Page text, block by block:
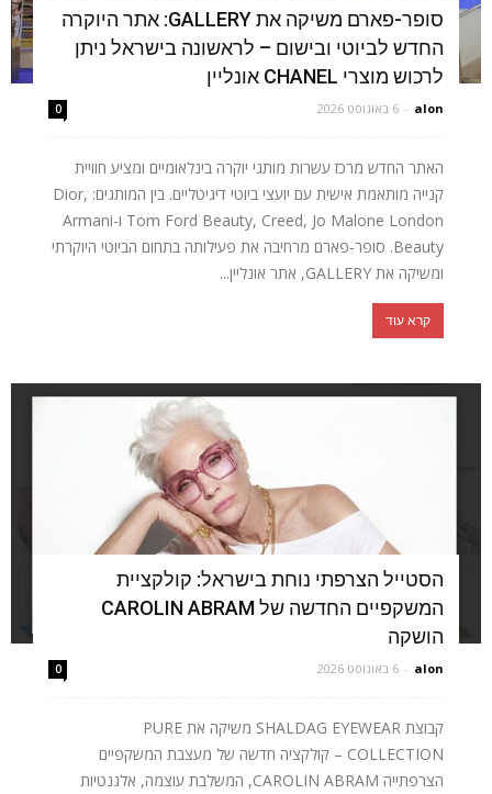
סופר-פארם משיקה את GALLERY: אתר היוקרה
החדש לביוטי ובישום – לראשונה בישראל ניתן
לרכוש מוצרי CHANEL אונליין
alon
- 6 באוגוסט 2026 0
האתר החדש מרכז עשרות מותגי יוקרה בינלאומיים ומציע חוויית
קנייה מותאמת אישית עם יועצי ביוטי דיגיטליים. בין המותגים: Dior,
Tom Ford Beauty, Creed, Jo Malone London ו-Armani
Beauty. סופר-פארם מרחיבה את פעילותה בתחום הביוטי היוקרתי
ומשיקה את GALLERY, אתר אונליין...
קרא עוד
הסטייל הצרפתי נוחת בישראל: קולקציית
המשקפיים החדשה של CAROLIN ABRAM
הושקה
alon
- 6 באוגוסט 2026 0
קבוצת SHALDAG EYEWEAR משיקה את PURE
COLLECTION – קולקציה חדשה של מעצבת המשקפיים
הצרפתייה CAROLIN ABRAM, המשלבת עוצמה, אלגנטיות